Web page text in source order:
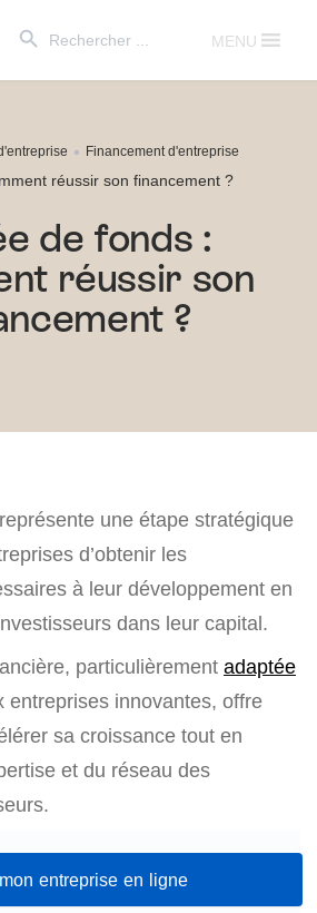
for:
MENU
Financement d'entreprise
réussir son financement ?
de fonds :
réussir son
?
une étape stratégique
d’obtenir les
à leur développement en
dans leur capital.
particulièrement adaptée
entreprises innovantes, offre
sa croissance tout en
et du réseau des
entreprise en ligne